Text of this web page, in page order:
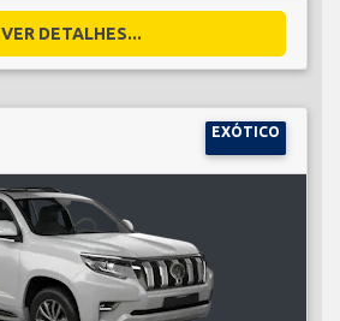
VER DETALHES...
EXÓTICO